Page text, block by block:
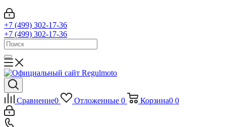
+7 (499) 302-17-36
+7 (499) 302-17-36
Сравнение0 Отложенные 0 Корзина0 0